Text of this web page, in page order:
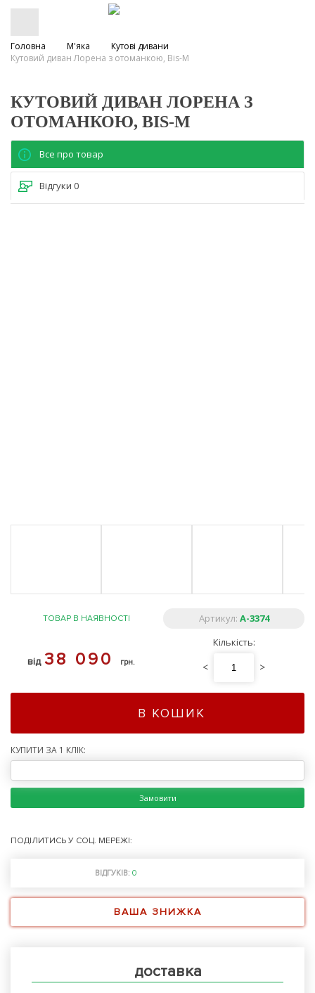
Головна М'яка
Кутові дивани
Кутовий диван Лорена з отоманкою, Bis-M
КУТОВИЙ ДИВАН ЛОРЕНА З
ОТОМАНКОЮ, BIS-M
Все про товар
Відгуки 0
ТОВАР В НАЯВНОСТІ Артикул: A-3374
від 38 090 грн.
Кількість:
< >
В КОШИК
КУПИТИ ЗА 1 КЛІК:
Замовити
ПОДІЛИТИСЬ У СОЦ. МЕРЕЖІ:
ВІДГУКІВ: 0
ВАША ЗНИЖКА
доставка